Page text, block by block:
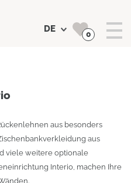
DE 0
aus besonders
aus
viele weitere optionale
Interio, machen Ihre